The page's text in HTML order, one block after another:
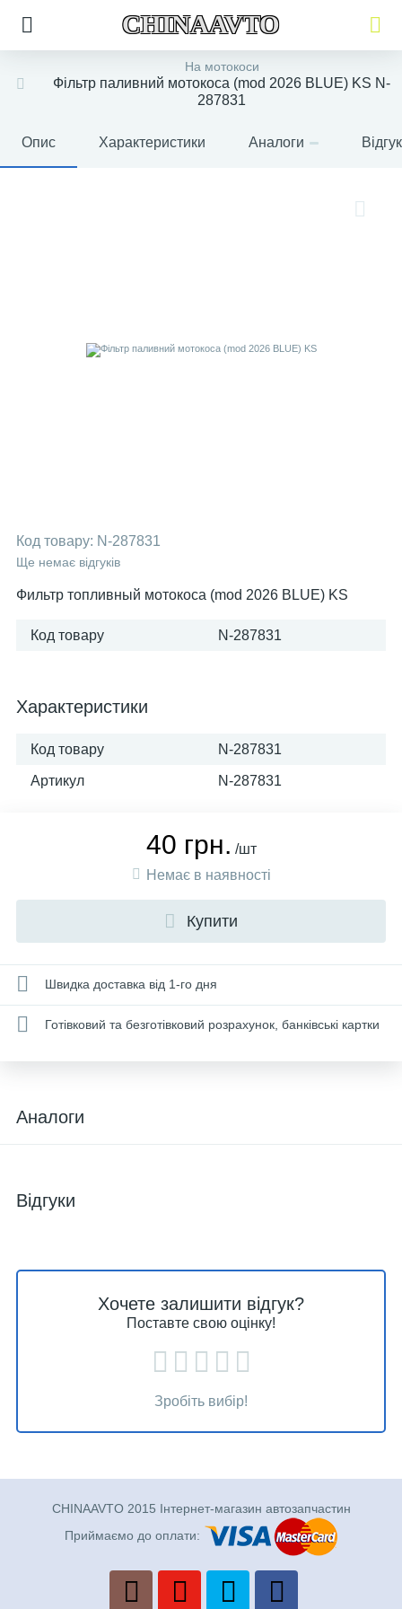
CHINAAVTO
На мотокоси
Фільтр паливний мотокоса (mod 2026 BLUE) KS N-
287831
Опис Характеристики Аналоги
Код товару: N-287831
Ще немає відгуків
Фильтр топливный мотокоса (mod 2026 BLUE) KS
Код товару N-287831
Характеристики
Код товару N-287831
Артикул N-287831
40 грн. /шт
Немає в наявності
Купити
Швидка доставка від 1-го дня
Готівковий та безготівковий розрахунок, банківські картки
Аналоги
Відгуки
Хочете залишити відгук?
Поставте свою оцінку!
Зробіть вибір!
CHINAAVTO 2015 Інтернет-магазин автозапчастин
Приймаємо до оплати: